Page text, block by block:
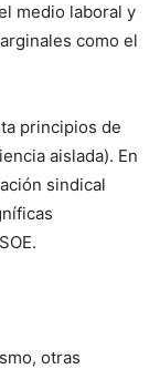
medio laboral y
como el
principios de
aislada). En
sindical
otras